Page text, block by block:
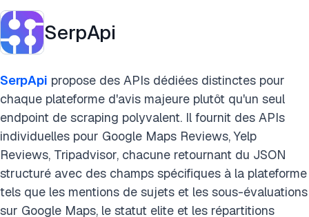
SerpApi
SerpApi propose des APIs dédiées distinctes pour
chaque plateforme d'avis majeure plutôt qu'un seul
endpoint de scraping polyvalent. Il fournit des APIs
individuelles pour Google Maps Reviews, Yelp
Reviews, Tripadvisor, chacune retournant du JSON
structuré avec des champs spécifiques à la plateforme
tels que les mentions de sujets et les sous-évaluations
sur Google Maps, le statut elite et les répartitions